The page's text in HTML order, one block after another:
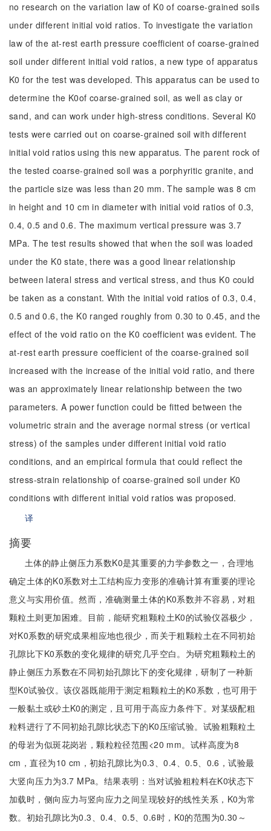
no research on the variation law of K0 of coarse-grained soils
under different initial void ratios. To investigate the variation
law of the at-rest earth pressure coefficient of coarse-grained
soil under different initial void ratios, a new type of apparatus
K0 for the test was developed. This apparatus can be used to
determine the K0of coarse-grained soil, as well as clay or
sand, and can work under high-stress conditions. Several K0
tests were carried out on coarse-grained soil with different
initial void ratios using this new apparatus. The parent rock of
the tested coarse-grained soil was a porphyritic granite, and
the particle size was less than 20 mm. The sample was 8 cm
in height and 10 cm in diameter with initial void ratios of 0.3,
0.4, 0.5 and 0.6. The maximum vertical pressure was 3.7
MPa. The test results showed that when the soil was loaded
under the K0 state, there was a good linear relationship
between lateral stress and vertical stress, and thus K0 could
be taken as a constant. With the initial void ratios of 0.3, 0.4,
0.5 and 0.6, the K0 ranged roughly from 0.30 to 0.45, and the
effect of the void ratio on the K0 coefficient was evident. The
at-rest earth pressure coefficient of the coarse-grained soil
increased with the increase of the initial void ratio, and there
was an approximately linear relationship between the two
parameters. A power function could be fitted between the
volumetric strain and the average normal stress (or vertical
stress) of the samples under different initial void ratio
conditions, and an empirical formula that could reflect the
stress-strain relationship of coarse-grained soil under K0
conditions with different initial void ratios was proposed.
译
摘要
土体的静止侧压力系数K0是其重要的力学参数之一，合理地
确定土体的K0系数对土工结构应力变形的准确计算有重要的理论
意义与实用价值。然而，准确测量土体的K0系数并不容易，对粗
颗粒土则更加困难。目前，能研究粗颗粒土K0的试验仪器极少，
对K0系数的研究成果相应地也很少，而关于粗颗粒土在不同初始
孔隙比下K0系数的变化规律的研究几乎空白。为研究粗颗粒土的
静止侧压力系数在不同初始孔隙比下的变化规律，研制了一种新
型K0试验仪。该仪器既能用于测定粗颗粒土的K0系数，也可用于
一般黏土或砂土K0的测定，且可用于高应力条件下。对某级配粗
粒料进行了不同初始孔隙比状态下的K0压缩试验。试验粗颗粒土
的母岩为似斑花岗岩，颗粒粒径范围<20 mm。试样高度为8
cm，直径为10 cm，初始孔隙比为0.3、0.4、0.5、0.6，试验最
大竖向压力为3.7 MPa。结果表明：当对试验粗粒料在K0状态下
加载时，侧向应力与竖向应力之间呈现较好的线性关系，K0为常
数。初始孔隙比为0.3、0.4、0.5、0.6时，K0的范围为0.30～